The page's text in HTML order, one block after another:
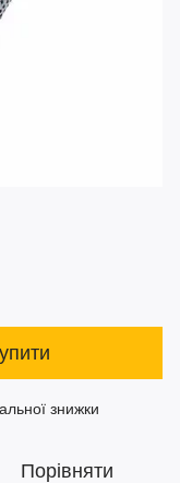
знижки
Порівняти